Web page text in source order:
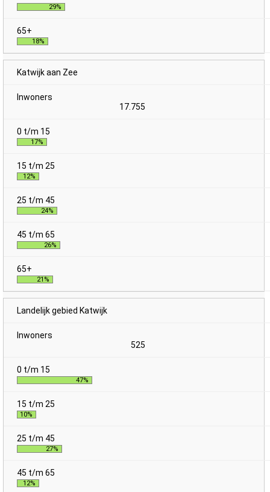
29%
18%
Katwijk aan Zee
17.755
17%
12%
24%
26%
21%
Landelijk gebied Katwijk
525
47%
10%
27%
12%